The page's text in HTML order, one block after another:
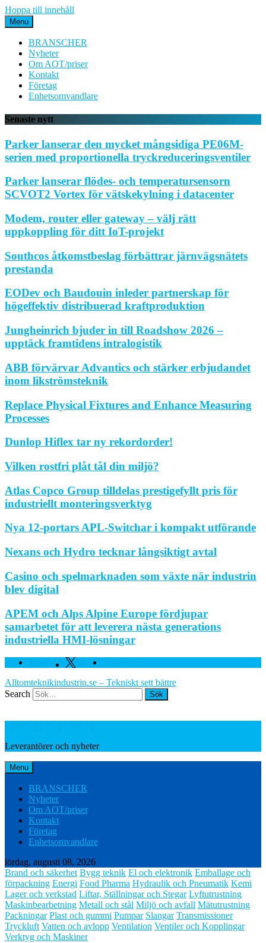
Hoppa till innehåll
Menu
BRANSCHER
Nyheter
Om AOT/priser
Kontakt
Företag
Enhetsomvandlare
Senaste nytt
Parker lanserar den mycket mångsidiga PE06M-
serien med proportionella tryckreduceringsventiler
Parker lanserar flödes- och temperatursensorn
SCVOT2 Vortex för vätskekylning i datacenter
Modem, router eller gateway – välj rätt
uppkoppling för ditt IoT-projekt
Southcos åtkomstbeslag förbättrar järnvägsnätets
prestanda
EODev och Baudouin inleder partnerskap för
högeffektiv distribuerad kraftproduktion
Jungheinrich bjuder in till Roadshow 2026 –
upptäck framtidens intralogistik
ABB förvärvar Advantics och stärker erbjudandet
inom likströmsteknik
Replace Physical Fixtures and Enhance Measuring
Processes
Dunlop Hiflex tar ny rekordorder!
Vilken rostfri plåt tål din miljö?
Atlas Copco Group tilldelas prestigefyllt pris för
industriellt monteringsverktyg
Nya 12-portars APL-Switchar i kompakt utförande
Nexans och Hydro tecknar långsiktigt avtal
Casino och spelmarknaden som växte när industrin
blev digital
APEM och Alps Alpine Europe fördjupar
samarbetet för att leverera nästa generations
industriella HMI-lösningar
Facebook Twitter
Alltomteknikindustrin.se – Tekniskt sett bättre
Search
Leverantörer och nyheter
Menu
BRANSCHER
Nyheter
Om AOT/priser
Kontakt
Företag
Enhetsomvandlare
lördag, augusti 08, 2026
Brand och säkerhet Bygg teknik El och elektronik Emballage och
förpackning Energi Food Pharma Hydraulik och Pneumatik Kemi
Lager och verkstad Liftar, Ställningar och Stegar Lyftutrustning
Maskinbearbetning Metall och stål Miljö och avfall Mätutrustning
Packningar Plast och gummi Pumpar Slangar Transmissioner
Tryckluft Vatten och avlopp Ventilation Ventiler och Kopplingar
Verktyg och Maskiner